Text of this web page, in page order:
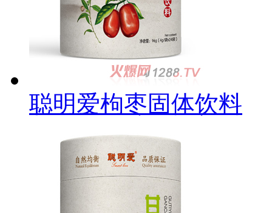
聪明爱枸枣固体饮料